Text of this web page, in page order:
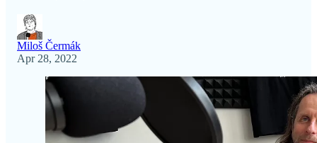
Miloš Čermák
Apr 28, 2022